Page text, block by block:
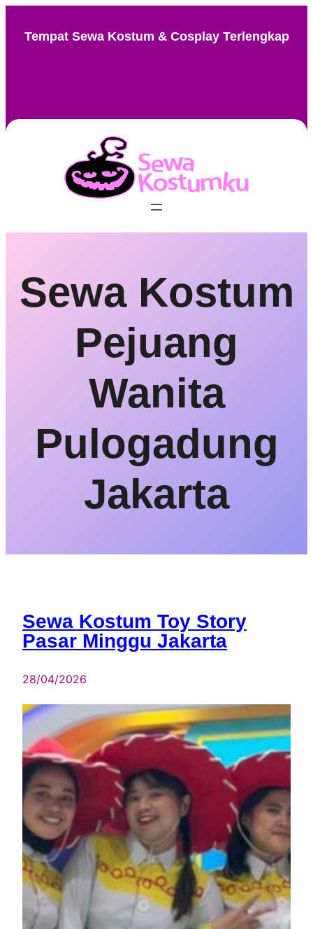
Tempat Sewa Kostum & Cosplay Terlengkap
Sewa Kostum
Pejuang
Wanita
Pulogadung
Jakarta
Sewa Kostum Toy Story
Pasar Minggu Jakarta
28/04/2026